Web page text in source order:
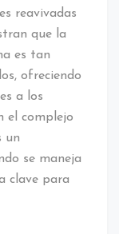
reavivadas
que la
es tan
ofreciendo
a los
el complejo
un
se maneja
clave para